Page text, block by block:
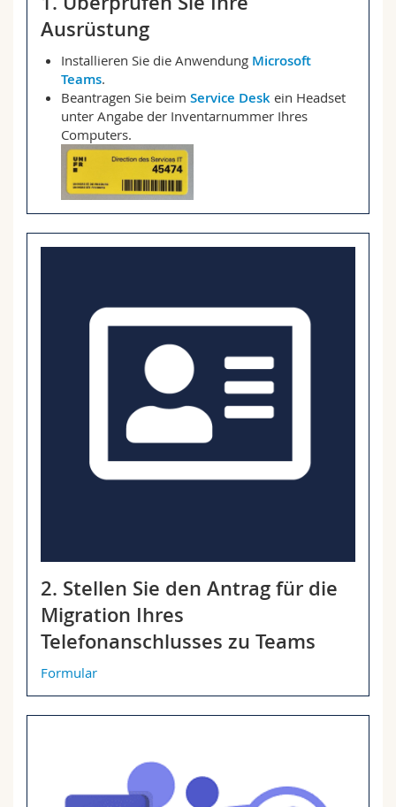
Ausrüstung
Installieren Sie die Anwendung Microsoft
Teams.
Beantragen Sie beim Service Deskein Headset
unter Angabe der Inventarnummer Ihres
Computers.
2. Stellen Sie den Antrag für die
Migration Ihres
Telefonanschlusses zu Teams
Formular